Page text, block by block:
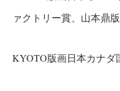
ァクトリー賞、山本鼎
KYOTO版画日本カナダ